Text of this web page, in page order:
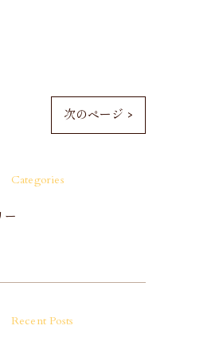
次のページ >
Categories
ー
Recent Posts